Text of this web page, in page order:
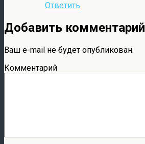
Ответить
Добавить комментарий
Ваш e-mail не будет опубликован.
Комментарий